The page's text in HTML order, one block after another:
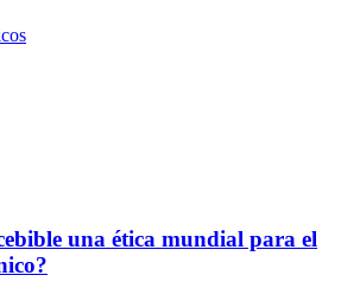
una ética mundial para el